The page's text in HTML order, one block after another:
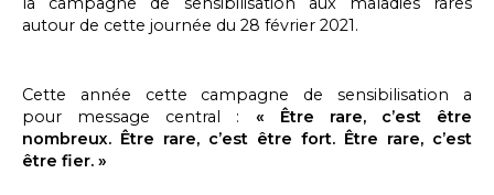
autour de cette journée du 28 février 2021.
Cette année cette campagne de sensibilisation a
pour message central : « Être rare, c’est être
nombreux. Être rare, c’est être fort. Être rare, c’est
être fier. »